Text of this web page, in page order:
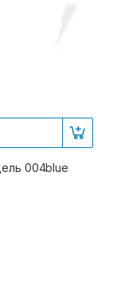
004blue